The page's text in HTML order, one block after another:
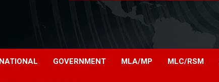
NATIONAL GOVERNMENT MLA/MP MLC/RSM